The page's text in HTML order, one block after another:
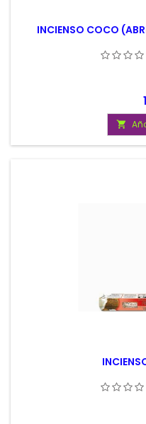
INCIENSO COCO
